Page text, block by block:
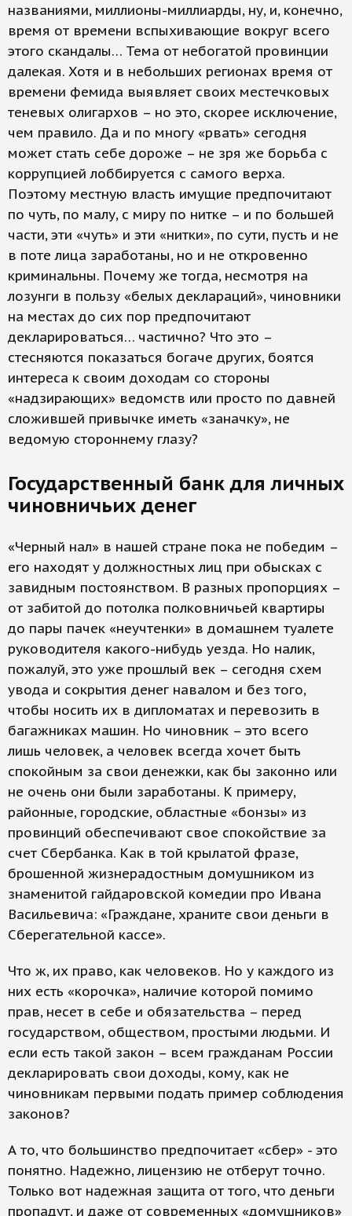
названиями, миллионы-миллиарды, ну, и, конечно,
время от времени вспыхивающие вокруг всего
этого скандалы… Тема от небогатой провинции
далекая. Хотя и в небольших регионах время от
времени фемида выявляет своих местечковых
теневых олигархов – но это, скорее исключение,
чем правило. Да и по многу «рвать» сегодня
может стать себе дороже – не зря же борьба с
коррупцией лоббируется с самого верха.
Поэтому местную власть имущие предпочитают
по чуть, по малу, с миру по нитке – и по большей
части, эти «чуть» и эти «нитки», по сути, пусть и не
в поте лица заработаны, но и не откровенно
криминальны. Почему же тогда, несмотря на
лозунги в пользу «белых деклараций», чиновники
на местах до сих пор предпочитают
декларироваться… частично? Что это –
стесняются показаться богаче других, боятся
интереса к своим доходам со стороны
«надзирающих» ведомств или просто по давней
сложившей привычке иметь «заначку», не
ведомую стороннему глазу?
Государственный банк для личных
чиновничьих денег
«Черный нал» в нашей стране пока не победим –
его находят у должностных лиц при обысках с
завидным постоянством. В разных пропорциях –
от забитой до потолка полковничьей квартиры
до пары пачек «неучтенки» в домашнем туалете
руководителя какого-нибудь уезда. Но налик,
пожалуй, это уже прошлый век – сегодня схем
увода и сокрытия денег навалом и без того,
чтобы носить их в дипломатах и перевозить в
багажниках машин. Но чиновник – это всего
лишь человек, а человек всегда хочет быть
спокойным за свои денежки, как бы законно или
не очень они были заработаны. К примеру,
районные, городские, областные «бонзы» из
провинций обеспечивают свое спокойствие за
счет Сбербанка. Как в той крылатой фразе,
брошенной жизнерадостным домушником из
знаменитой гайдаровской комедии про Ивана
Васильевича: «Граждане, храните свои деньги в
Сберегательной кассе».
Что ж, их право, как человеков. Но у каждого из
них есть «корочка», наличие которой помимо
прав, несет в себе и обязательства – перед
государством, обществом, простыми людьми. И
если есть такой закон – всем гражданам России
декларировать свои доходы, кому, как не
чиновникам первыми подать пример соблюдения
законов?
А то, что большинство предпочитает «сбер» - это
понятно. Надежно, лицензию не отберут точно.
Только вот надежная защита от того, что деньги
пропадут, и даже от современных «домушников»